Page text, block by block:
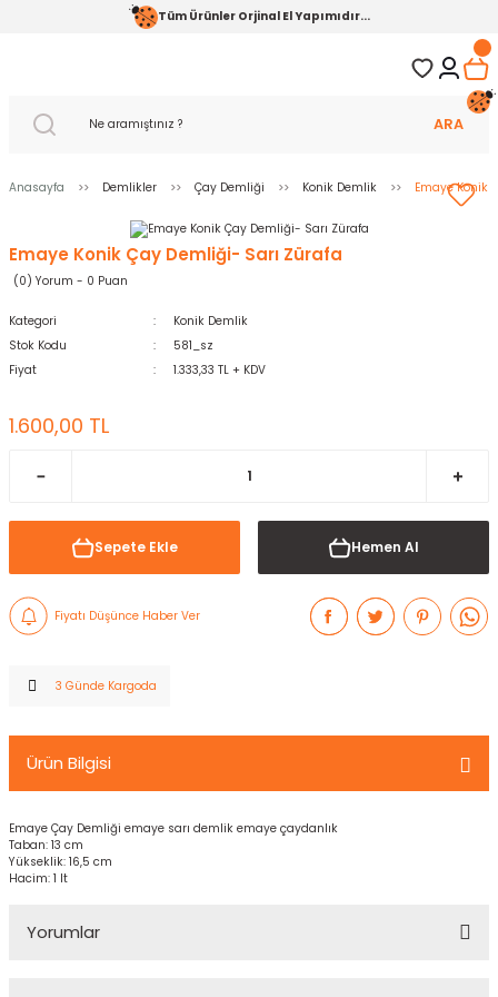
Tüm Ürünler Orjinal El Yapımıdır...
ARA
Anasayfa Demlikler Çay Demliği Konik Demlik Emaye Konik
Emaye Konik Çay Demliği- Sarı Zürafa
(0) Yorum - 0 Puan
Kategori
Konik Demlik
Stok Kodu
581_sz
Fiyat
1.333,33 TL + KDV
1.600,00 TL
Sepete Ekle Hemen Al
Fiyatı Düşünce Haber Ver
3 Günde Kargoda
Ürün Bilgisi
Emaye Çay Demliği emaye sarı demlik emaye çaydanlık
Taban: 13 cm
Yükseklik: 16,5 cm
Hacim: 1 lt
Yorumlar